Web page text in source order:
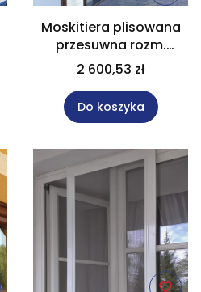
Moskitiera plisowana
przesuwna rozm.
180x200 cm kolor
orzech okleina
2 600,53 zł
Do koszyka